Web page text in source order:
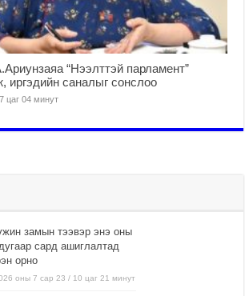
“Нээлттэй парламент”
иргэдийн саналыг сонслоо
цаг 04 минут
замын тээвэр энэ оны
сард ашиглалтад
орно
оны 7 сар 23 / 10 цаг 21 минут